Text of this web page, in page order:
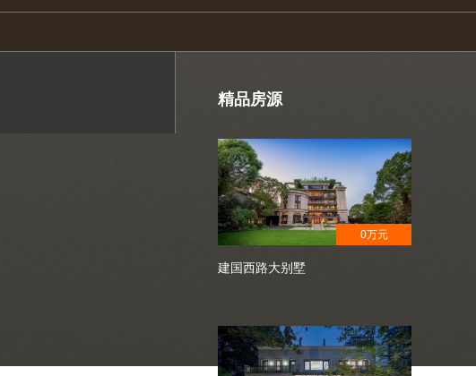
精品房源
0万元
建国西路大别墅